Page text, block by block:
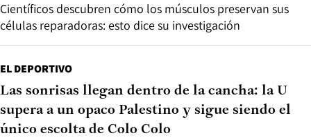
Científicos descubren cómo los músculos preservan sus
células reparadoras: esto dice su investigación
EL DEPORTIVO
Las sonrisas llegan dentro de la cancha: la U
supera a un opaco Palestino y sigue siendo el
único escolta de Colo Colo